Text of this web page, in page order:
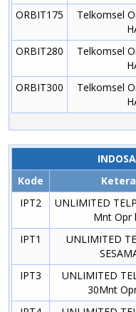
ORBIT175
Telkomsel
ORBIT280
Telkomsel
ORBIT300
Telkomsel
Kode
IPT2
UNLIMITED
Mnt Opr
IPT1
UNLIMITED
IPT3
UNLIMITED
30Mnt